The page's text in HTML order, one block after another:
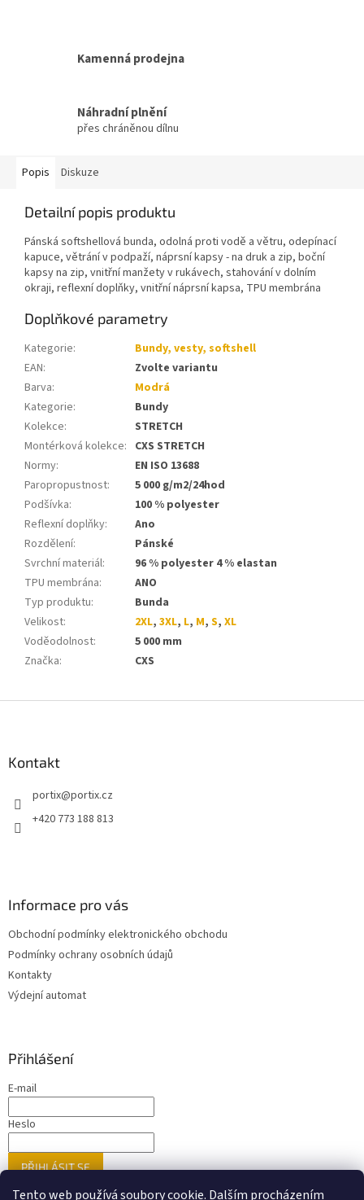
Tento web používá soubory cookie. Dalším procházením
Kamenná prodejna
Náhradní plnění
přes chráněnou dílnu
Popis Diskuze
Detailní popis produktu
Pánská softshellová bunda, odolná proti vodě a větru, odepínací
kapuce, větrání v podpaží, náprsní kapsy - na druk a zip, boční
kapsy na zip, vnitřní manžety v rukávech, stahování v dolním
okraji, reflexní doplňky, vnitřní náprsní kapsa, TPU membrána
Doplňkové parametry
Kategorie:
Bundy, vesty, softshell
EAN:
Zvolte variantu
Barva:
Modrá
Kategorie:
Bundy
Kolekce:
STRETCH
Montérková kolekce: CXS STRETCH
Normy:
EN ISO 13688
Paropropustnost:
5 000 g/m2/24hod
Podšívka:
100 % polyester
Reflexní doplňky:
Ano
Rozdělení:
Pánské
Svrchní materiál:
96 % polyester 4 % elastan
TPU membrána:
ANO
Typ produktu:
Bunda
Velikost: 2XL, 3XL, L, M, S, XL
Voděodolnost:
5 000 mm
Značka: CXS
Kontakt
portix@portix.cz
+420 773 188 813
Informace pro vás
Obchodní podmínky elektronického obchodu
Podmínky ochrany osobních údajů
Kontakty
Výdejní automat
Přihlášení
E-mail
Heslo
PŘIHLÁSIT SE
Nová registraceZapomenuté heslo